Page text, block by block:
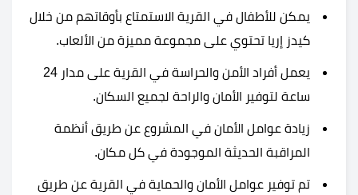
يمكن للأطفال في القرية الاستمتاع بأوقاتهم من خلال
كيدز إريا تحتوي على مجموعة مميزة من الألعاب.
يعمل أفراد الأمن والحراسة في القرية على مدار 24
ساعة لتوفير الأمان والراحة لجميع السكان.
زيادة عوامل الأمان في المشروع عن طريق أنظمة
المراقبة الحديثة الموجودة في كل مكان.
تم توفير عوامل الأمان والحماية في القرية عن طريق